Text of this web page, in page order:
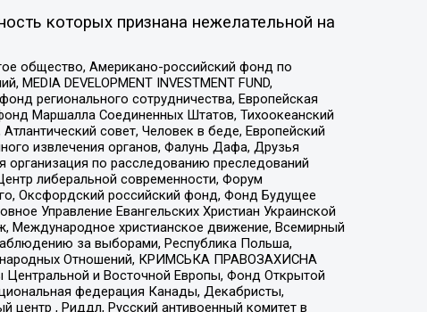
которых признана нежелательной на
общество, Американо-российский фонд по
DEVELOPMENT INVESTMENT FUND,
регионального сотрудничества, Европейская
Маршалла Соединенных Штатов, Тихоокеанский
совет, Человек в беде, Европейский
извлечения органов, Фалунь Дафа, Друзья
организация по расследованию преследований
либеральной современности, Форум
Оксфордский российский фонд, Фонд Будущее
Управление Евангельских Христиан Украинской
Международное христианское движение, Всемирный
за выборами, Республика Польша,
Отношений, КРИМСЬКА ПРАВОЗАХИСНА
Центральной и Восточной Европы, Фонд Открытой
федерация Канады, Декабристы,
, Риддл, Русский антивоенный комитет в